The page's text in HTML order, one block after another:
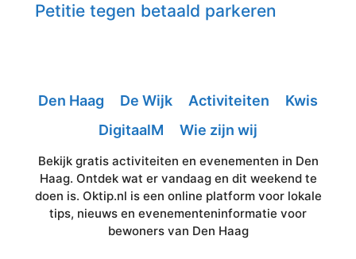
Petitie tegen betaald parkeren
Den Haag De Wijk Activiteiten
Kwis
DigitaalM
Wie zijn wij
Bekijk gratis activiteiten en evenementen in Den
Haag. Ontdek wat er vandaag en dit weekend te
doen is. Oktip.nl is een online platform voor lokale
tips, nieuws en evenementeninformatie voor
bewoners van Den Haag